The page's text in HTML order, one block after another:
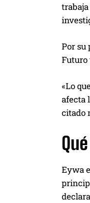
Por su
Futuro
«Lo
afecta
citado
Eywa